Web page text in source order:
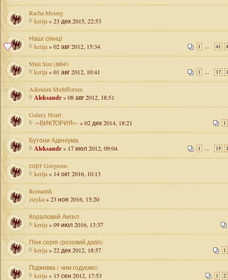
Racha Moung
kerija» 23 дек 2015, 22:53
Наші сіянці
1 ... 41
kerija» 02 авг 2012, 15:34
Mini Size (міні)
1 ... 17
kerija» 01 авг 2012, 10:41
Adenium Multiflorum
Aleksandr» 08 авг 2012, 18:51
Galaxy Heart
1
-=ВИКТОРИЯ=-» 02 дек 2014, 18:21
Бутони Аденіума
1 ... 15
Aleksandr» 17 июл 2012, 09:04
сорт Gorgeous
kerija» 14 окт 2016, 10:13
Romantik
zizyka» 23 ноя 2016, 15:20
Кораловий Ангел
kerija» 09 июл 2016, 13:37
Пінк серія (розовий дабл)
1
kerija» 22 дек 2012, 18:57
Підживка ( чим годуємо)
1 2
kerija» 15 сен 2012, 17:53